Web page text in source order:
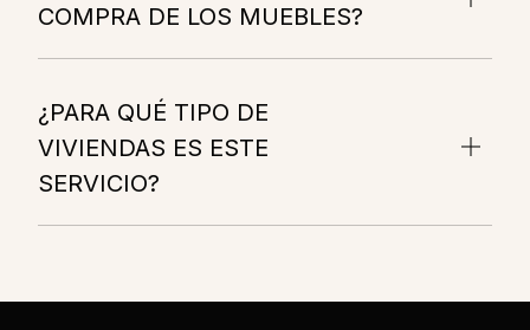
COMPRA DE LOS MUEBLES?
¿PARA QUÉ TIPO DE
VIVIENDAS ES ESTE
SERVICIO?